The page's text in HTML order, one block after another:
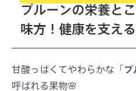
プルーンの栄養と
味方！健康を支え
甘酸っぱくてやわらかな「
呼ばれる果物🌸